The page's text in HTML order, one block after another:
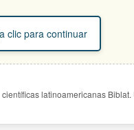
clic para continuar
latinoamericanas